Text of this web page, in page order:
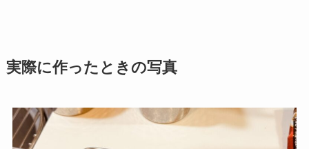
実際に作ったときの写真